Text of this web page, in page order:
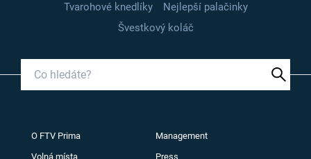
Tvarohové knedlíky
Nejlepší palačinky
Švestkový koláč
O FTV Prima Management
Volná místa Press